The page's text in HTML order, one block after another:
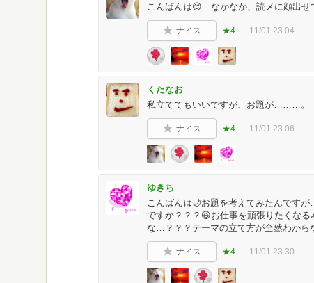
こんばんは😊 なかなか、読メに顔出せ
ナイス ★4 11/01 23:04
くたなお
私立ててもいいですが、お題が………。
ナイス ★4 11/01 23:06
ゆきち
こんばんは🌙お題を考えてみたんです
ですか？？？😆お仕事を頑張りたくな
な…？？？テーマの立て方が全然わか
ナイス ★4 11/01 23:30